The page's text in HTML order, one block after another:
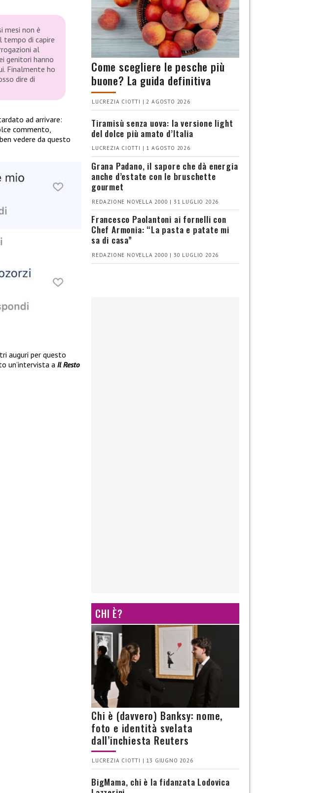
mesi non è
tempo di capire
al
genitori hanno
Finalmente ho
dire di
ad arrivare:
commento,
vedere da questo
auguri per questo
un’intervista a Il Resto
Come scegliere le pesche più
buone? La guida definitiva
LUCREZIA CIOTTI | 2 AGOSTO 2026
Tiramisù senza uova: la versione light
del dolce più amato d’Italia
LUCREZIA CIOTTI | 1 AGOSTO 2026
Grana Padano, il sapore che dà energia
anche d’estate con le bruschette
gourmet
REDAZIONE NOVELLA 2000 | 31 LUGLIO 2026
Francesco Paolantoni ai fornelli con
Chef Armonia: “La pasta e patate mi
sa di casa”
REDAZIONE NOVELLA 2000 | 30 LUGLIO 2026
CHI È?
Chi è (davvero) Banksy: nome,
foto e identità svelata
dall’inchiesta Reuters
LUCREZIA CIOTTI | 13 GIUGNO 2026
BigMama, chi è la fidanzata Lodovica